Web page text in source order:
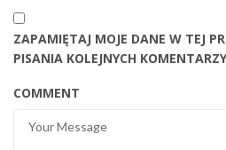
ZAPAMIĘTAJ MOJE DANE W TEJ
PISANIA KOLEJNYCH
COMMENT